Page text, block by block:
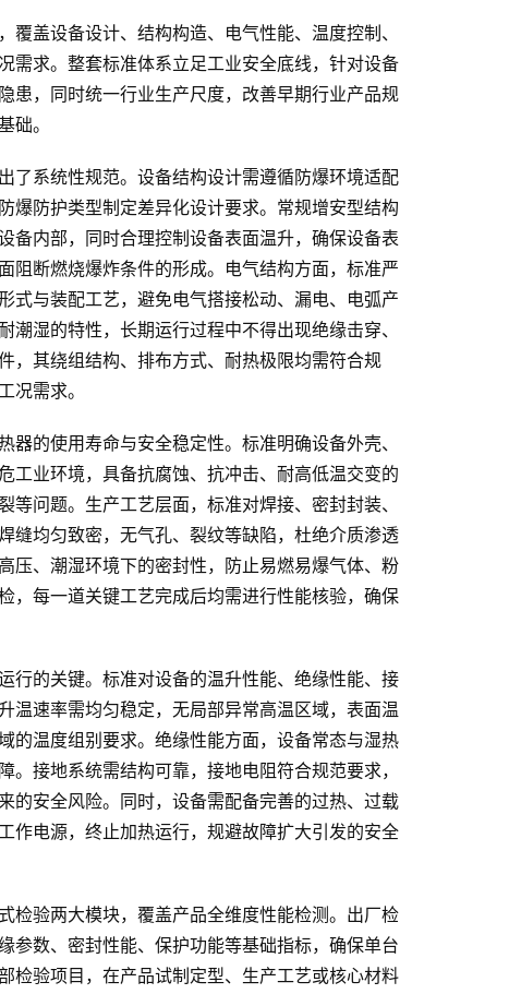
盖设备设计、结构构造、电气性能、温度控制、
需求。整套标准体系立足工业安全底线，针对设备
患，同时统一行业生产尺度，改善早期行业产品规
础。
了系统性规范。设备结构设计需遵循防爆环境适配
爆防护类型制定差异化设计要求。常规增安型结构
备内部，同时合理控制设备表面温升，确保设备表
阻断燃烧爆炸条件的形成。电气结构方面，标准严
式与装配工艺，避免电气搭接松动、漏电、电弧产
湿的特性，长期运行过程中不得出现绝缘击穿、
，其绕组结构、排布方式、耐热极限均需符合规
况需求。
的使用寿命与安全稳定性。标准明确设备外壳、
工业环境，具备抗腐蚀、抗冲击、耐高低温交变的
问题。生产工艺层面，标准对焊接、密封封装、
缝均匀致密，无气孔、裂纹等缺陷，杜绝介质渗透
压、潮湿环境下的密封性，防止易燃易爆气体、粉
，每一道关键工艺完成后均需进行性能核验，确保
行的关键。标准对设备的温升性能、绝缘性能、接
温速率需均匀稳定，无局部异常高温区域，表面温
的温度组别要求。绝缘性能方面，设备常态与湿热
接地系统需结构可靠，接地电阻符合规范要求，
的安全风险。同时，设备需配备完善的过热、过载
作电源，终止加热运行，规避故障扩大引发的安全
检验两大模块，覆盖产品全维度性能检测。出厂检
参数、密封性能、保护功能等基础指标，确保单台
检验项目，在产品试制定型、生产工艺或核心材料